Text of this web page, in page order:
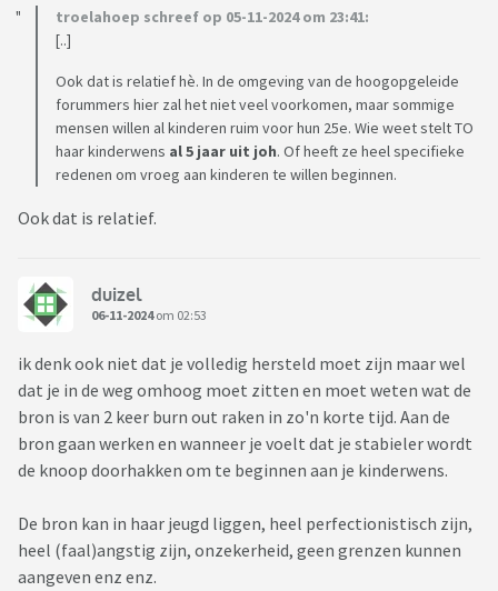
troelahoep schreef op 05-11-2024 om 23:41:
[..]
Ook dat is relatief hè. In de omgeving van de hoogopgeleide
forummers hier zal het niet veel voorkomen, maar sommige
mensen willen al kinderen ruim voor hun 25e. Wie weet stelt TO
haar kinderwens al 5 jaar uit joh. Of heeft ze heel specifieke
redenen om vroeg aan kinderen te willen beginnen.
Ook dat is relatief.
duizel
06-11-2024om 02:53
ik denk ook niet dat je volledig hersteld moet zijn maar wel
dat je in de weg omhoog moet zitten en moet weten wat de
bron is van 2 keer burn out raken in zo'n korte tijd. Aan de
bron gaan werken en wanneer je voelt dat je stabieler wordt
de knoop doorhakken om te beginnen aan je kinderwens.
De bron kan in haar jeugd liggen, heel perfectionistisch zijn,
heel (faal)angstig zijn, onzekerheid, geen grenzen kunnen
aangeven enz enz.